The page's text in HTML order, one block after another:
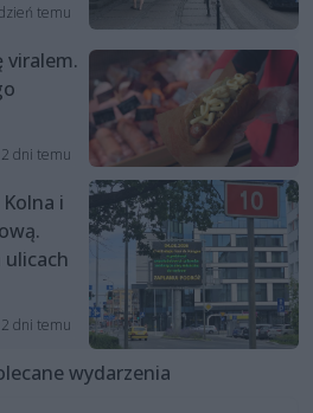
temu
viralem.
2 dni temu
i
2 dni temu
wydarzenia